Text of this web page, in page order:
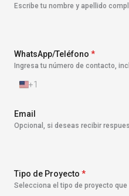
Escribe tu nombre y apellido
WhatsApp/Teléfono *
Ingresa tu número de contacto,
E
a
d
n
i
+1
Email
Opcional, si deseas recibir
Tipo de Proyecto *
Selecciona el tipo de proyecto que